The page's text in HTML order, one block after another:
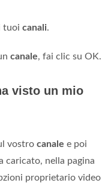
tuoi canali.
canale, fai clic su OK.
visto un mio
vostro canale e poi
caricato, nella pagina
proprietario video